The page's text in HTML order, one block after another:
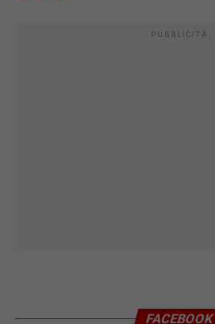
PUBBLICITÀ
FACEBOOK